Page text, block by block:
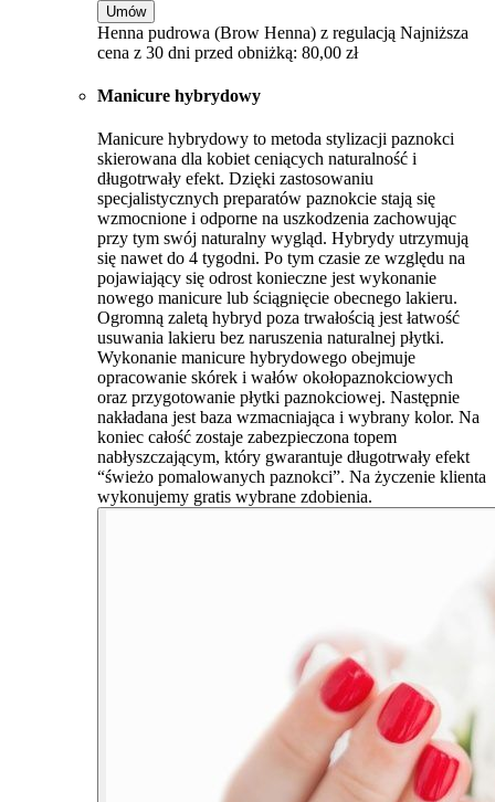
Umów
Henna pudrowa (Brow Henna) z regulacją Najniższa
cena z 30 dni przed obniżką: 80,00 zł
Manicure hybrydowy
Manicure hybrydowy to metoda stylizacji paznokci
skierowana dla kobiet ceniących naturalność i
długotrwały efekt. Dzięki zastosowaniu
specjalistycznych preparatów paznokcie stają się
wzmocnione i odporne na uszkodzenia zachowując
przy tym swój naturalny wygląd. Hybrydy utrzymują
się nawet do 4 tygodni. Po tym czasie ze względu na
pojawiający się odrost konieczne jest wykonanie
nowego manicure lub ściągnięcie obecnego lakieru.
Ogromną zaletą hybryd poza trwałością jest łatwość
usuwania lakieru bez naruszenia naturalnej płytki.
Wykonanie manicure hybrydowego obejmuje
opracowanie skórek i wałów okołopaznokciowych
oraz przygotowanie płytki paznokciowej. Następnie
nakładana jest baza wzmacniająca i wybrany kolor. Na
koniec całość zostaje zabezpieczona topem
nabłyszczającym, który gwarantuje długotrwały efekt
“świeżo pomalowanych paznokci”. Na życzenie klienta
wykonujemy gratis wybrane zdobienia.